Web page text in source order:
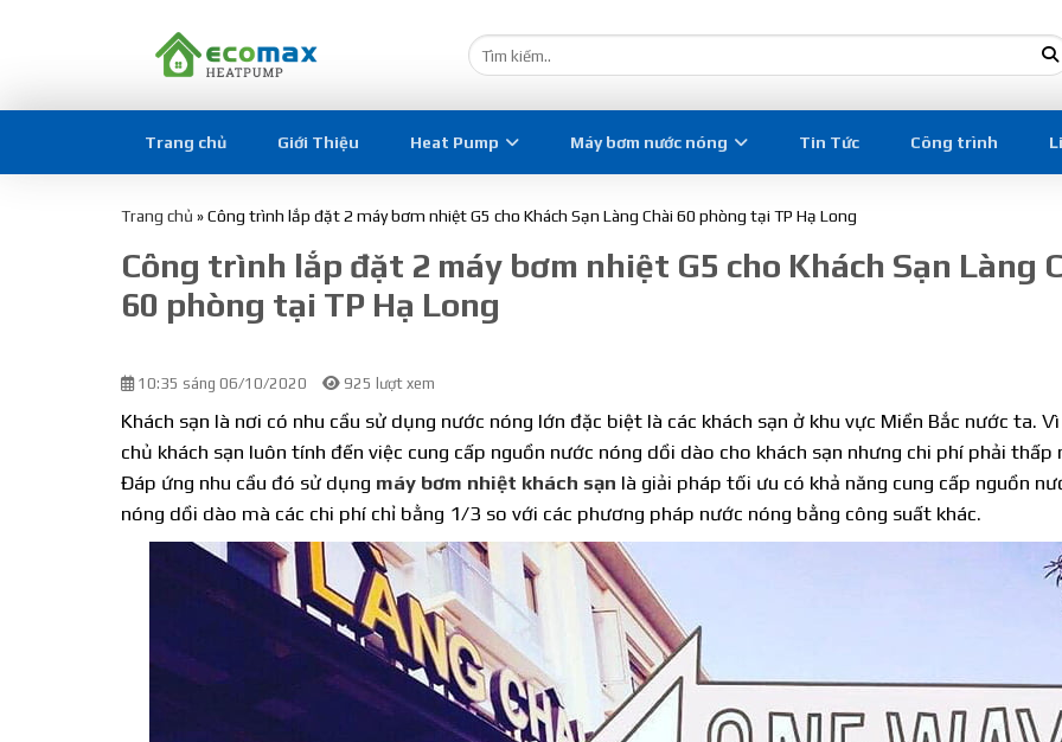
Trang chủ Giới Thiệu Heat Pump Máy bơm nước nóng Tin Tức Công trình
Trang chủ »Công trình lắp đặt 2 máy bơm nhiệt G5 cho Khách Sạn Làng Chài 60 phòng tại TP Hạ Long
Công trình lắp đặt 2 máy bơm nhiệt G5 cho Khách Sạn Làng
60 phòng tại TP Hạ Long
10:35 sáng 06/10/2020 925 lượt xem
Khách sạn là nơi có nhu cầu sử dụng nước nóng lớn đặc biệt là các khách sạn ở khu vực Miền Bắc nước ta.
chủ khách sạn luôn tính đến việc cung cấp nguồn nước nóng dồi dào cho khách sạn nhưng chi phí phải thấp
Đáp ứng nhu cầu đó sử dụng máy bơm nhiệt khách sạn là giải pháp tối ưu có khả năng cung cấp nguồn
nóng dồi dào mà các chi phí chỉ bằng 1/3 so với các phương pháp nước nóng bằng công suất khác.